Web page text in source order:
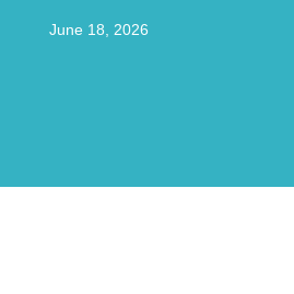
June 18, 2026